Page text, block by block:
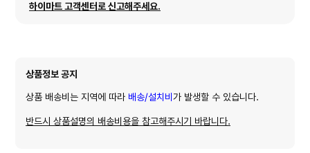
하이마트 고객센터로 신고해주세요.
상품정보 공지
상품 배송비는 지역에 따라 배송/설치비 가 발생할 수 있습니다.
반드시 상품설명의 배송비용을 참고해주시기 바랍니다.